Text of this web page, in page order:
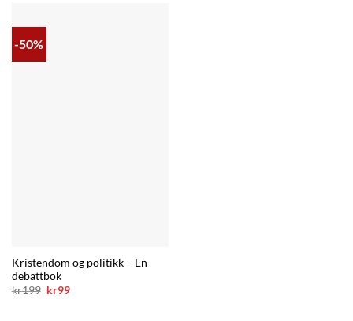
-50%
Kristendom og politikk – En
debattbok
kr199 Opprinnelig
kr99Nåværende